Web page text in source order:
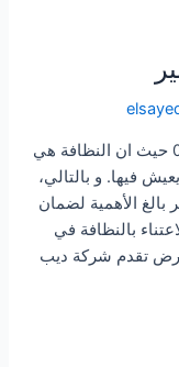
شركة تنظيفات بمحايل عسير 0533413281 حيث ان النظافة هي
فيها. و بالتالي،
بالغ الأهمية لضمان
بالنظافة في
تقدم شركة ديب